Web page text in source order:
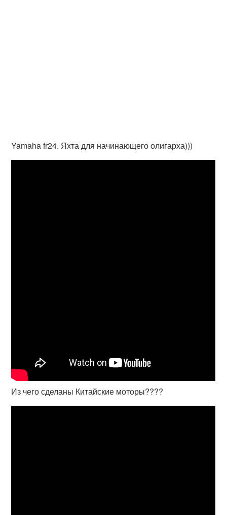
Yamaha fr24. Яхта для начинающего олигарха)))
Из чего сделаны Китайские моторы????